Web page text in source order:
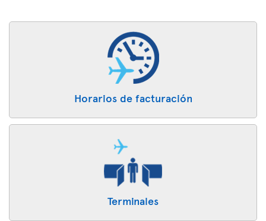
Horarios de facturación
Terminales